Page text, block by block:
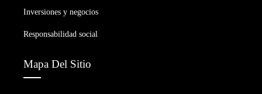
Inversiones y negocios
Responsabilidad social
Mapa Del Sitio